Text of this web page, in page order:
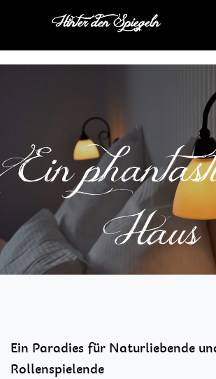
Hinter den Spiegeln
Ein
Haus
Ein Paradies für Naturliebende
Rollenspielende